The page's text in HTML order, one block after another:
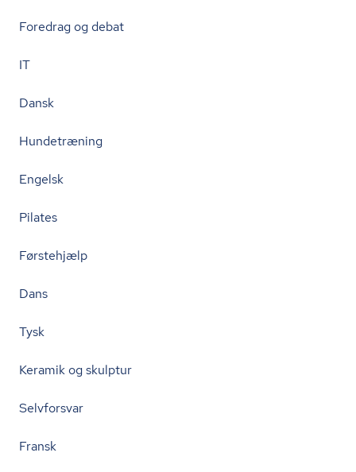
Foredrag og debat
IT
Dansk
Hundetræning
Engelsk
Pilates
Førstehjælp
Dans
Tysk
Keramik og skulptur
Selvforsvar
Fransk